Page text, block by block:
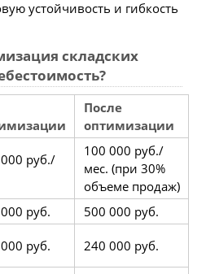
устойчивость и гибкость
складских
После
оптимизации
руб./
100 000 руб./
мес. (при 30%
объеме продаж)
руб.
500 000 руб.
руб. 240 000 руб.